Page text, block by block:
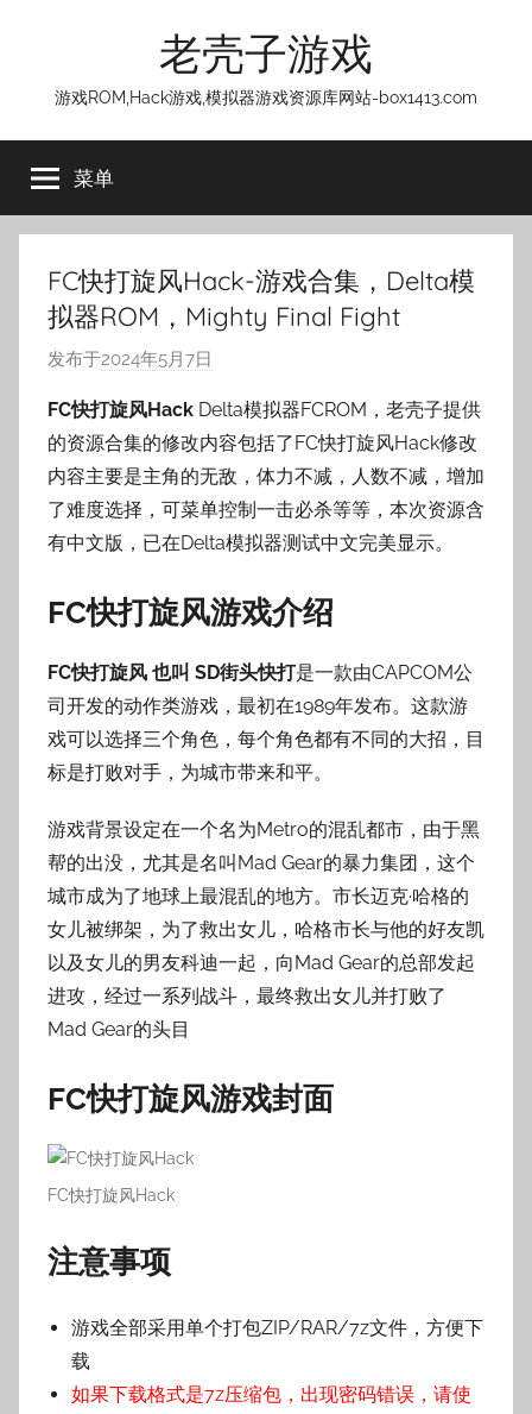
老壳子游戏
游戏ROM,Hack游戏,模拟器游戏资源库网站-box1413.com
菜单
FC快打旋风Hack-游戏合集，Delta模
拟器ROM，Mighty Final Fight
发布于2024年5月7日
:
老
壳
子
FC快打旋风Hack Delta模拟器FCROM，老壳子提供
的资源合集的修改内容包括了FC快打旋风Hack修改
内容主要是主角的无敌，体力不减，人数不减，增加
了难度选择，可菜单控制一击必杀等等，本次资源含
有中文版，已在Delta模拟器测试中文完美显示。
FC快打旋风游戏介绍
FC快打旋风 也叫 SD街头快打是一款由CAPCOM公
司开发的动作类游戏，最初在1989年发布。这款游
戏可以选择三个角色，每个角色都有不同的大招，目
标是打败对手，为城市带来和平。
游戏背景设定在一个名为Metro的混乱都市，由于黑
帮的出没，尤其是名叫Mad Gear的暴力集团，这个
城市成为了地球上最混乱的地方。市长迈克·哈格的
女儿被绑架，为了救出女儿，哈格市长与他的好友凯
以及女儿的男友科迪一起，向Mad Gear的总部发起
进攻，经过一系列战斗，最终救出女儿并打败了
Mad Gear的头目
FC快打旋风游戏封面
FC快打旋风Hack
注意事项
游戏全部采用单个打包ZIP/RAR/7z文件，方便下
载
如果下载格式是7z压缩包，出现密码错误，请使